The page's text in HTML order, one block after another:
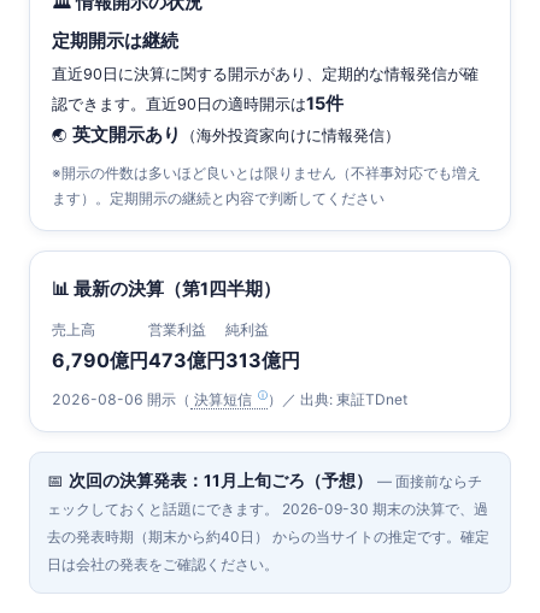
定期開示は継続
直近90日に決算に関する開示があり、定期的な情報発信が確
認できます。直近90日の適時開示は15件
🌏 英文開示あり （海外投資家向けに情報発信）
※開示の件数は多いほど良いとは限りません（不祥事対応でも増え
ます）。定期開示の継続と内容で判断してください
📊 最新の決算（第1四半期）
売上高
6,790億円
営業利益
473億円
純利益
313億円
2026-08-06 開示（ 決算短信 ）／ 出典: 東証TDnet
📅 次回の決算発表：11月上旬ごろ（予想）
— 面接前ならチ
ェックしておくと話題にできます。 2026-09-30 期末の決算で、過
去の発表時期（期末から約40日） からの当サイトの推定です。確定
日は会社の発表をご確認ください。